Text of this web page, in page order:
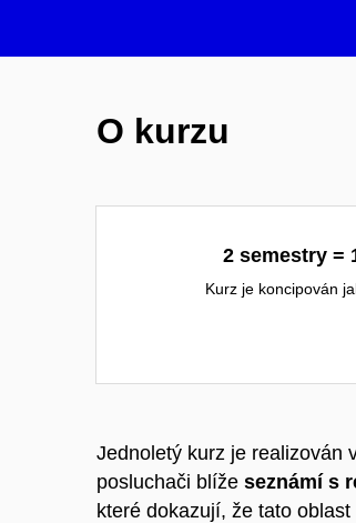
O kurzu
2 semestry =
Kurz je koncipován
Jednoletý kurz je realizován
posluchači blíže seznámí s
které dokazují, že tato